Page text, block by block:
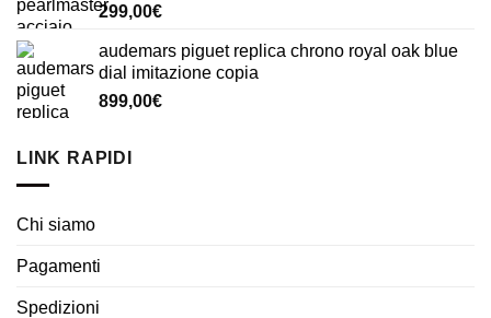
299,00€
audemars piguet replica chrono royal oak blue
dial imitazione copia
899,00€
LINK RAPIDI
Chi siamo
Pagamenti
Spedizioni